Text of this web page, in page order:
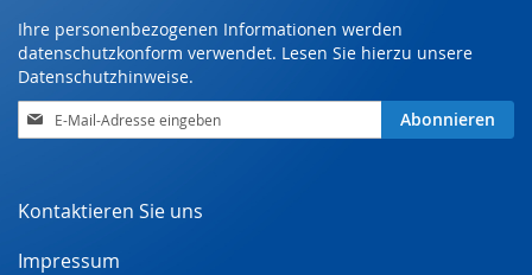
Ihre personenbezogenen Informationen werden
datenschutzkonform verwendet. Lesen Sie hierzu unsere
Datenschutzhinweise.
Anmeldung
zum
Abonnieren
Kontaktieren Sie uns
Impressum